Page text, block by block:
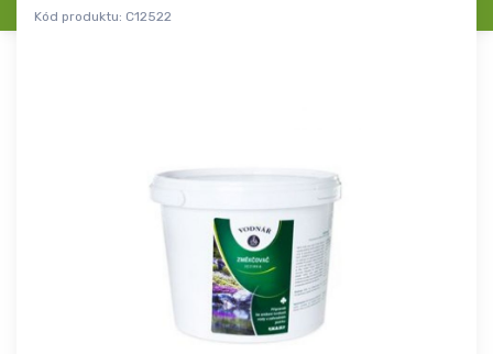
Kód produktu: C12522